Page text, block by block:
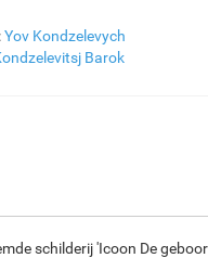
Yov Kondzelevych
Barok
schilderij 'Icoon De